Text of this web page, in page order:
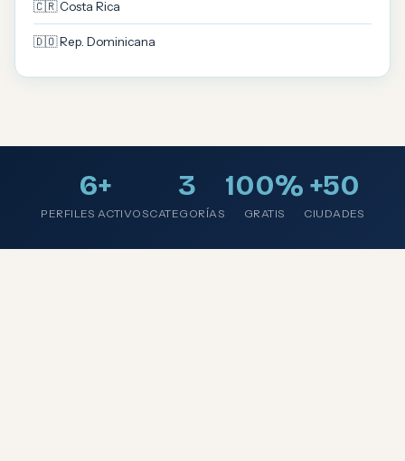
🇨🇷 Costa Rica
🇩🇴 Rep. Dominicana
6+
PERFILES ACTIVOS
3
CATEGORÍAS
100%
GRATIS
+50
CIUDADES